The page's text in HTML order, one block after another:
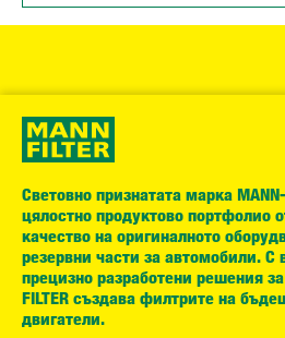
Световно признатата марка
цялостно продуктово портфолио
качество на оригиналното
резервни части за автомобили. С
прецизно разработени решения
FILTER създава филтрите на
двигатели.